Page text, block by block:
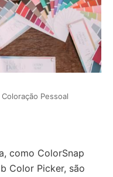
Pessoal
como ColorSnap
Color Picker, são